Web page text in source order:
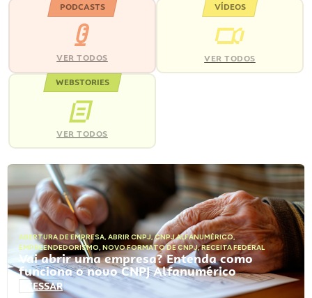
PODCASTS
VER TODOS
VÍDEOS
VER TODOS
WEBSTORIES
VER TODOS
ABERTURA DE EMPRESA, ABRIR CNPJ,CNPJ ALFANUMÉRICO,
EMPREENDEDORISMO, NOVO FORMATO DE CNPJ,RECEITA FEDERAL
Vai abrir uma empresa? Entenda como
funciona o novo CNPJ Alfanumérico
ACESSAR